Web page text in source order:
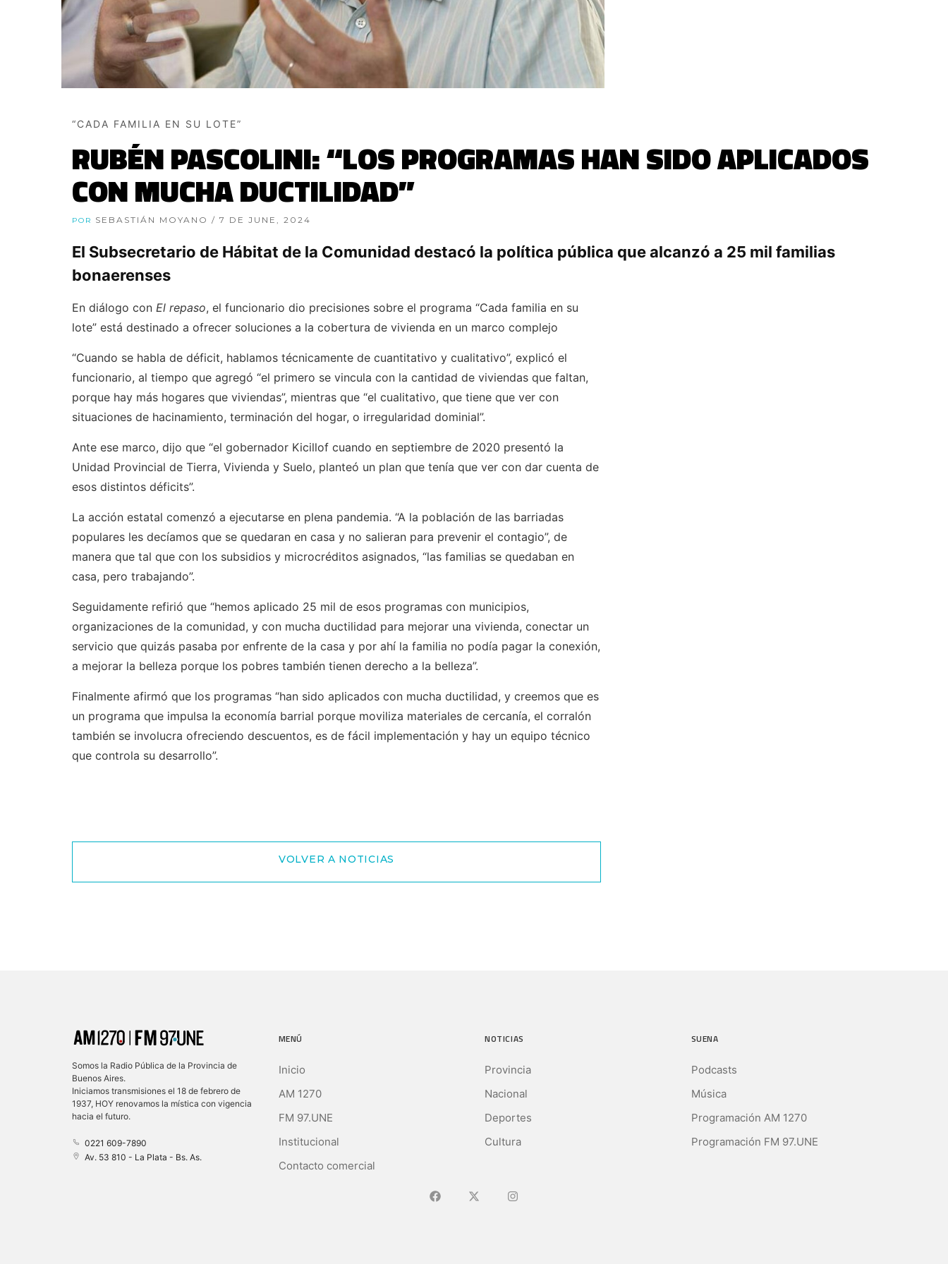
“CADA FAMILIA EN SU LOTE”
RUBÉN PASCOLINI: “LOS PROGRAMAS HAN SIDO APLICADOS
CON MUCHA DUCTILIDAD”
POR SEBASTIÁN MOYANO / 7 DE JUNE, 2024
El Subsecretario de Hábitat de la Comunidad destacó la política pública que alcanzó a 25 mil familias
bonaerenses
En diálogo con El repaso, el funcionario dio precisiones sobre el programa “Cada familia en su
lote” está destinado a ofrecer soluciones a la cobertura de vivienda en un marco complejo
“Cuando se habla de déficit, hablamos técnicamente de cuantitativo y cualitativo”, explicó el
funcionario, al tiempo que agregó “el primero se vincula con la cantidad de viviendas que faltan,
porque hay más hogares que viviendas”, mientras que “el cualitativo, que tiene que ver con
situaciones de hacinamiento, terminación del hogar, o irregularidad dominial”.
Ante ese marco, dijo que “el gobernador Kicillof cuando en septiembre de 2020 presentó la
Unidad Provincial de Tierra, Vivienda y Suelo, planteó un plan que tenía que ver con dar cuenta de
esos distintos déficits”.
La acción estatal comenzó a ejecutarse en plena pandemia. “A la población de las barriadas
populares les decíamos que se quedaran en casa y no salieran para prevenir el contagio”, de
manera que tal que con los subsidios y microcréditos asignados, “las familias se quedaban en
casa, pero trabajando”.
Seguidamente refirió que “hemos aplicado 25 mil de esos programas con municipios,
organizaciones de la comunidad, y con mucha ductilidad para mejorar una vivienda, conectar un
servicio que quizás pasaba por enfrente de la casa y por ahí la familia no podía pagar la conexión,
a mejorar la belleza porque los pobres también tienen derecho a la belleza”.
Finalmente afirmó que los programas “han sido aplicados con mucha ductilidad, y creemos que es
un programa que impulsa la economía barrial porque moviliza materiales de cercanía, el corralón
también se involucra ofreciendo descuentos, es de fácil implementación y hay un equipo técnico
que controla su desarrollo”.
VOLVER A NOTICIAS
Somos la Radio Pública de la Provincia de
Buenos Aires.
Iniciamos transmisiones el 18 de febrero de
1937, HOY renovamos la mística con vigencia
hacia el futuro.
0221 609-7890
Av. 53 810 - La Plata - Bs. As.
MENÚ
Inicio
AM 1270
FM 97.UNE
Institucional
Contacto comercial
NOTICIAS
Provincia
Nacional
Deportes
Cultura
SUENA
Podcasts
Música
Programación AM 1270
Programación FM 97.UNE
Ir a FacebookIr a X (Ex-Twitter)
Ir a